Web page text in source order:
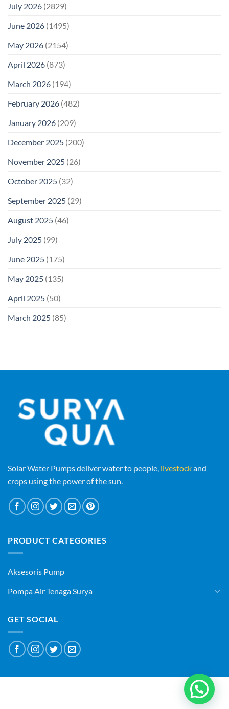
July 2026 (2829)
June 2026 (1495)
May 2026 (2154)
April 2026 (873)
March 2026 (194)
February 2026 (482)
January 2026 (209)
December 2025 (200)
November 2025 (26)
October 2025 (32)
September 2025 (29)
August 2025 (46)
July 2025 (99)
June 2025 (175)
May 2025 (135)
April 2025 (50)
March 2025 (85)
Solar Water Pumps deliver water to people, livestockand
crops using the power of the sun.
PRODUCT CATEGORIES
Aksesoris Pump
Pompa Air Tenaga Surya
GET SOCIAL
PT SURYAQUA TEKNOLOGI INDONESIA